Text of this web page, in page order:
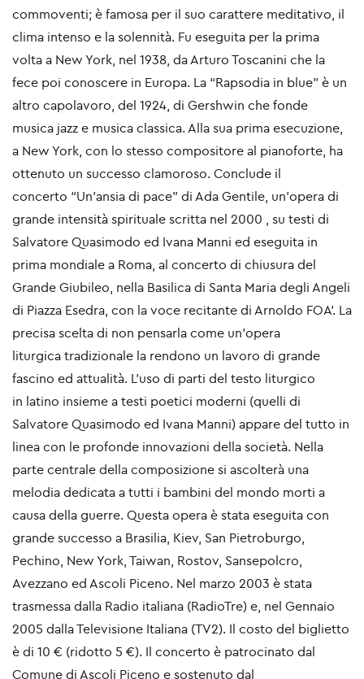
commoventi; è famosa per il suo carattere meditativo, il
clima intenso e la solennità. Fu eseguita per la prima
volta a New York, nel 1938, da Arturo Toscanini che la
fece poi conoscere in Europa. La “Rapsodia in blue” è un
altro capolavoro, del 1924, di Gershwin che fonde
musica jazz e musica classica. Alla sua prima esecuzione,
a New York, con lo stesso compositore al pianoforte, ha
ottenuto un successo clamoroso. Conclude il
concerto “Un’ansia di pace” di Ada Gentile, un’opera di
grande intensità spirituale scritta nel 2000 , su testi di
Salvatore Quasimodo ed Ivana Manni ed eseguita in
prima mondiale a Roma, al concerto di chiusura del
Grande Giubileo, nella Basilica di Santa Maria degli Angeli
di Piazza Esedra, con la voce recitante di Arnoldo FOA’. La
precisa scelta di non pensarla come un’opera
liturgica tradizionale la rendono un lavoro di grande
fascino ed attualità. L’uso di parti del testo liturgico
in latino insieme a testi poetici moderni (quelli di
Salvatore Quasimodo ed Ivana Manni) appare del tutto in
linea con le profonde innovazioni della società. Nella
parte centrale della composizione si ascolterà una
melodia dedicata a tutti i bambini del mondo morti a
causa della guerre. Questa opera è stata eseguita con
grande successo a Brasilia, Kiev, San Pietroburgo,
Pechino, New York, Taiwan, Rostov, Sansepolcro,
Avezzano ed Ascoli Piceno. Nel marzo 2003 è stata
trasmessa dalla Radio italiana (RadioTre) e, nel Gennaio
2005 dalla Televisione Italiana (TV2). Il costo del biglietto
è di 10 € (ridotto 5 €). Il concerto è patrocinato dal
Comune di Ascoli Piceno e sostenuto dal